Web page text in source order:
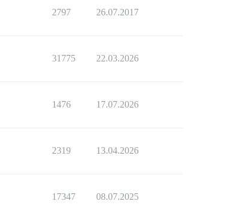
2797 26.07.2017
31775 22.03.2026
1476 17.07.2026
2319 13.04.2026
17347 08.07.2025